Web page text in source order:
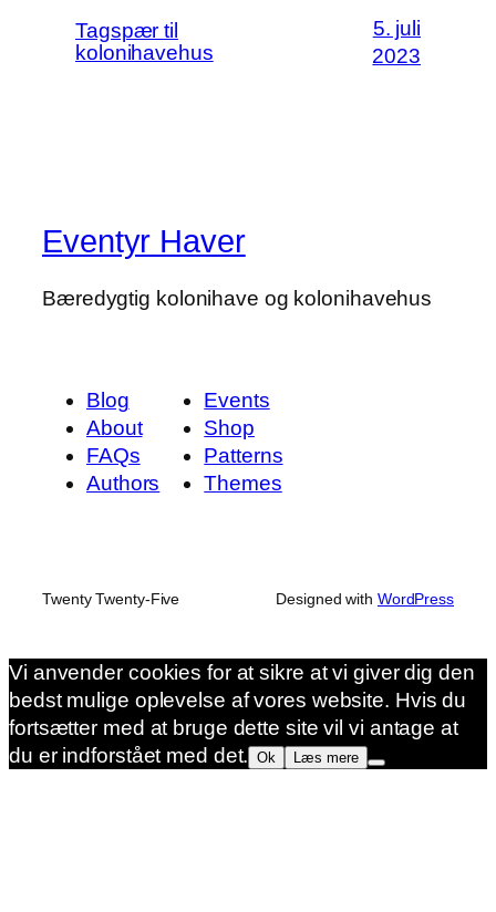
Tagspær til
kolonihavehus
5. juli
2023
Eventyr Haver
Bæredygtig kolonihave og kolonihavehus
Blog
About
FAQs
Authors
Events
Shop
Patterns
Themes
Twenty Twenty-Five Designed with WordPress
Vi anvender cookies for at sikre at vi giver dig den
bedst mulige oplevelse af vores website. Hvis du
fortsætter med at bruge dette site vil vi antage at
du er indforstået med det. Ok Læs mere